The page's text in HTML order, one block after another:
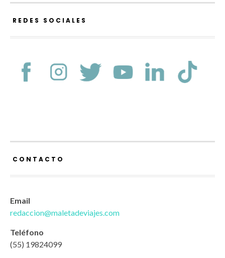
REDES SOCIALES
CONTACTO
Email
redaccion@maletadeviajes.com
Teléfono
(55) 19824099